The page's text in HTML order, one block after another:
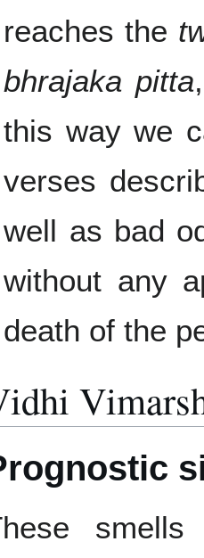
reaches the
bhrajaka pitta
this way we
verses
well as bad
without any
death of the